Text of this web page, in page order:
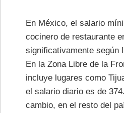
En México, el salario
cocinero de restaurante
significativamente según
En la Zona Libre de la
incluye lugares como
el salario diario es de
cambio, en el resto del